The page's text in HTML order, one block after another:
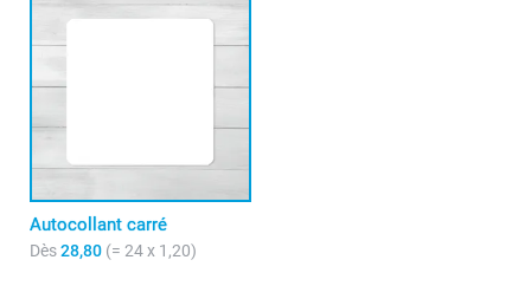
Autocollant carré
Dès28,80 (= 24 x 1,20)